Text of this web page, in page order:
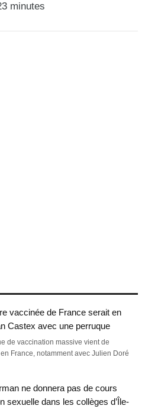
minutes
vaccinée de France serait en
Castex avec une perruque
de vaccination massive vient de
France, notamment avec Julien Doré
ne donnera pas de cours
sexuelle dans les collèges d’Île-